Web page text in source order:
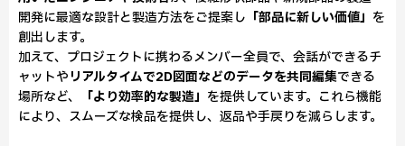
開発に最適な設計と製造方法をご提案し 「部品に新しい価値」 を
創出します。
加えて、プロジェクトに携わるメンバー全員で、会話ができるチ
ャットやリアルタイムで2D図面などのデータを共同編集できる
場所など、
「より効率的な製造」 を提供しています。これら機能
により、スムーズな検品を提供し、返品や手戻りを減らします。